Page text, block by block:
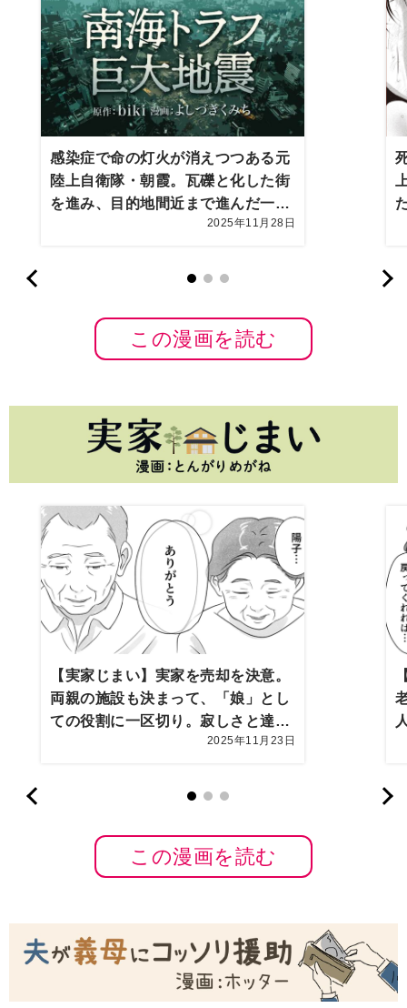
感染症で命の灯火が消えつつある元
陸上自衛隊・朝霞。瓦礫と化した街
を進み、目的地間近まで進んだ一行
の前にまさかの光景が…2025年11月28日
この漫画を読む
【実家じまい】実家を売却を決意。
両親の施設も決まって、「娘」とし
ての役割に一区切り。寂しさと達成
感が胸にこみ上げて…【第10話まん
2025年11月23日
この漫画を読む